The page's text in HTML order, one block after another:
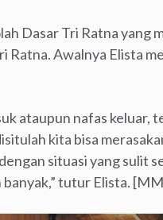
Dasar Tri Ratna
Ratna. Awalnya Elista
ataupun nafas keluar,
kita bisa
situasi yang sulit
tutur Elista.